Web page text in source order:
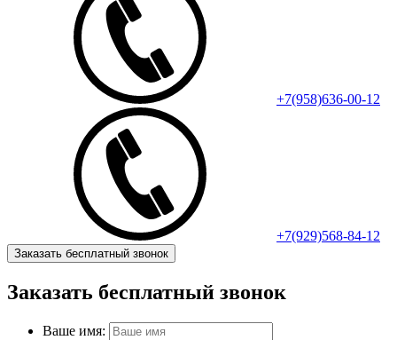
+7(958)636-00-12
+7(929)568-84-12
Заказать бесплатный звонок
Заказать бесплатный звонок
Ваше имя: